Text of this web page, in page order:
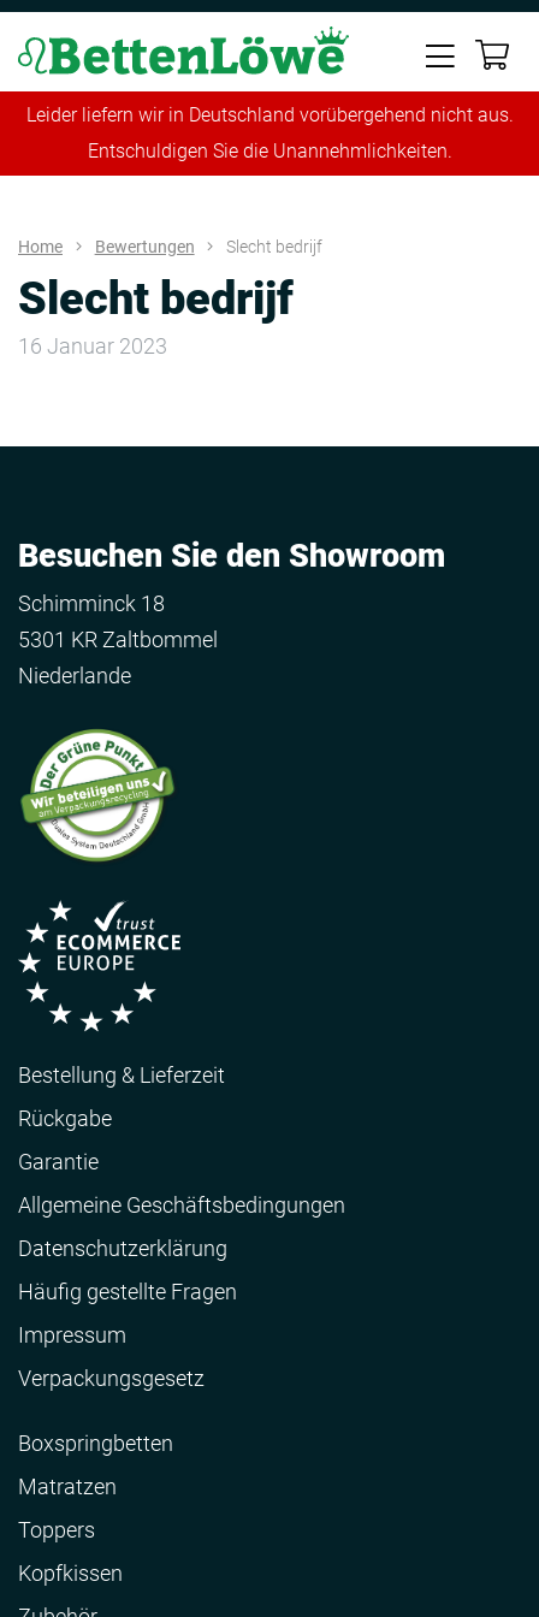
Leider liefern wir in Deutschland vorübergehend nicht aus.
Entschuldigen Sie die Unannehmlichkeiten.
Home Bewertungen Slecht bedrijf
Slecht bedrijf
16 Januar 2023
Besuchen Sie den Showroom
Schimminck 18
5301 KR Zaltbommel
Niederlande
Bestellung & Lieferzeit
Rückgabe
Garantie
Allgemeine Geschäftsbedingungen
Datenschutzerklärung
Häufig gestellte Fragen
Impressum
Verpackungsgesetz
Boxspringbetten
Matratzen
Toppers
Kopfkissen